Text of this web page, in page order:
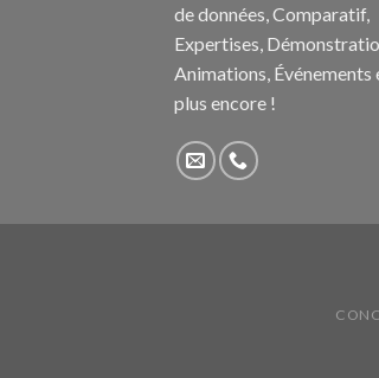
de données, Comparatif,
Expertises,
Animations, Événements
plus encore !